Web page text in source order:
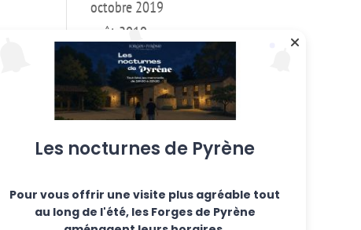
octobre 2019
août 2019
mai 2019
mars 2018
février 2018
décembre 2016
Categories
Ateliers hebdo
Les nocturnes de Pyrène
Pour vous offrir une visite plus agréable tout
au long de l'été, les Forges de Pyrène